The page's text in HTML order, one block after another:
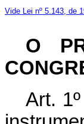
Vide Lei nº 5.143, de
O
Art.